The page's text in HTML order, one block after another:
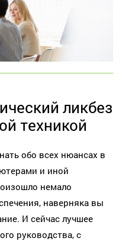
ликбез
техникой
обо всех нюансах в
и иной
немало
наверняка вы
И сейчас лучшее
руководства, с